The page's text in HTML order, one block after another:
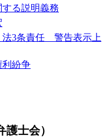
る説明義務
法3条責任 警告表示上
利紛争
護士会）